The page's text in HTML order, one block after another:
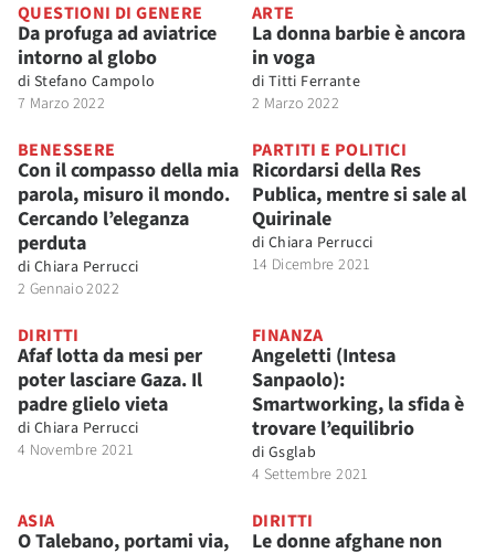
QUESTIONI DI GENERE
Da profuga ad aviatrice
intorno al globo
di Stefano Campolo
7 Marzo 2022
ARTE
La donna barbie è ancora
in voga
di Titti Ferrante
2 Marzo 2022
BENESSERE
Con il compasso della mia
parola, misuro il mondo.
Cercando l’eleganza
perduta
di Chiara Perrucci
2 Gennaio 2022
PARTITI E POLITICI
Ricordarsi della Res
Publica, mentre si sale al
Quirinale
di Chiara Perrucci
14 Dicembre 2021
DIRITTI
Afaf lotta da mesi per
poter lasciare Gaza. Il
padre glielo vieta
di Chiara Perrucci
4 Novembre 2021
FINANZA
Angeletti (Intesa
Sanpaolo):
Smartworking, la sfida è
trovare l’equilibrio
di Gsglab
4 Settembre 2021
ASIA
O Talebano, portami via,
DIRITTI
Le donne afghane non